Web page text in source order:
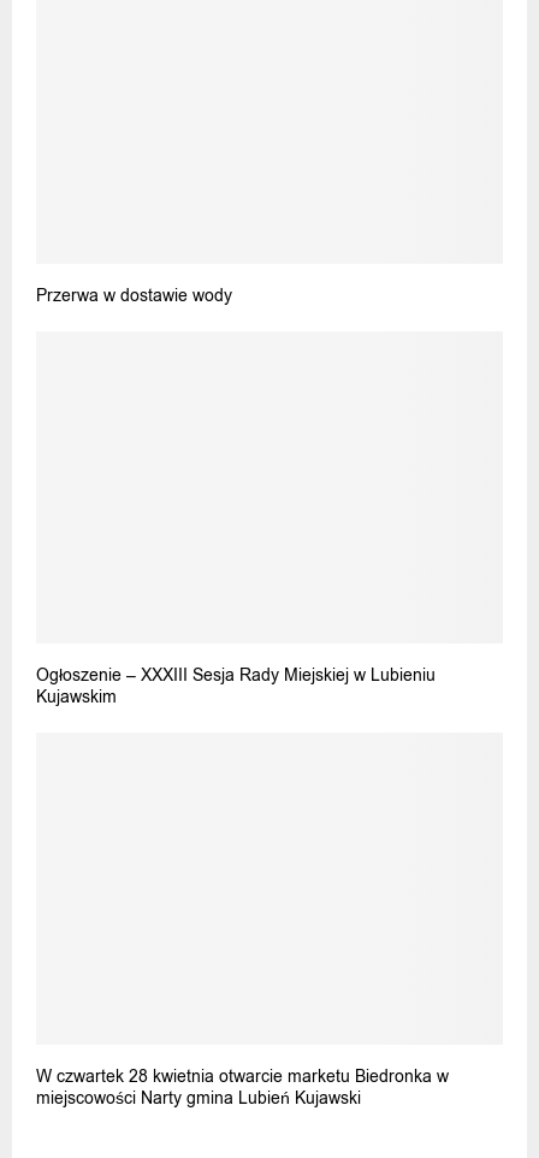
Przerwa w dostawie wody
Ogłoszenie – XXXIII Sesja Rady Miejskiej w Lubieniu
Kujawskim
W czwartek 28 kwietnia otwarcie marketu Biedronka w
miejscowości Narty gmina Lubień Kujawski